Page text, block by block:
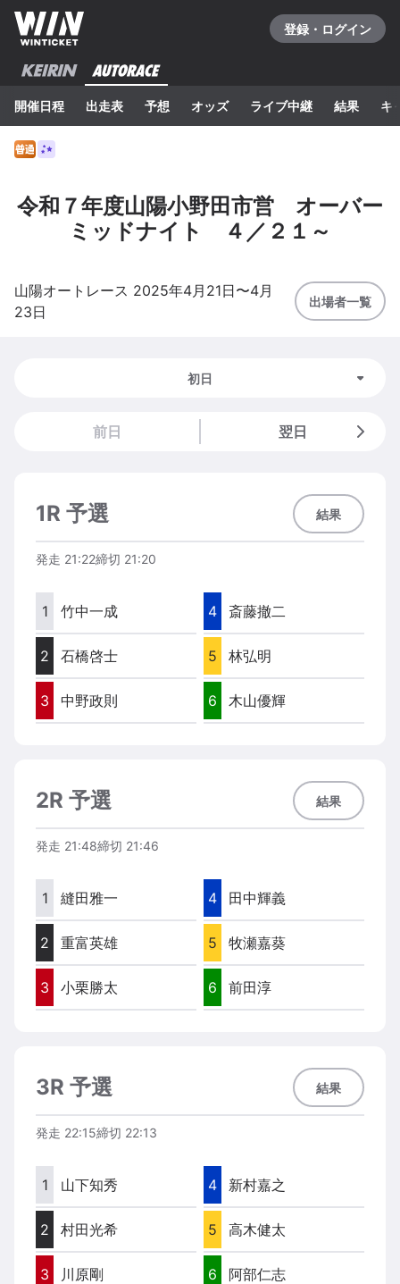
登録・ログイン
開催日程 出走表 予想 オッズ ライブ中継 結果 キ
令和７年度山陽小野田市営 オーバー
ミッドナイト ４／２１～
山陽オートレース 2025年4月21日〜4月
23日
出場者一覧
初日
前日 翌日
1R 予選 結果
発走 21:22締切 21:20
1 竹中一成
2 石橋啓士
3 中野政則
4 斎藤撤二
5 林弘明
6 木山優輝
2R 予選 結果
発走 21:48締切 21:46
1 縫田雅一
2 重富英雄
3 小栗勝太
4 田中輝義
5 牧瀬嘉葵
6 前田淳
3R 予選 結果
発走 22:15締切 22:13
1 山下知秀
2 村田光希
3 川原剛
4 新村嘉之
5 高木健太
6 阿部仁志